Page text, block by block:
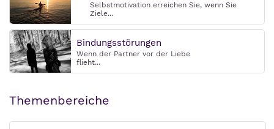
Selbstmotivation erreichen Sie, wenn Sie
Ziele...
Bindungsstörungen
Wenn der Partner vor der Liebe
flieht...
Themenbereiche